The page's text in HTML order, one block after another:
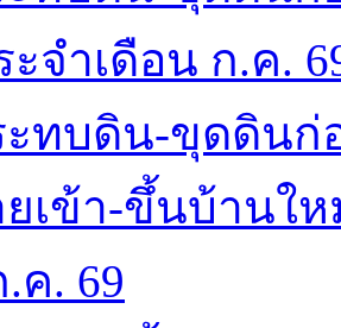
ะจำเดือน ก.ค.
ทบดิน-ขุดดินก่
เข้า-ขึ้นบ้านใ
ค. 69